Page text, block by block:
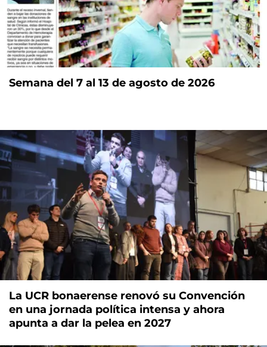
Semana del 7 al 13 de agosto de 2026
La UCR bonaerense renovó su Convención
en una jornada política intensa y ahora
apunta a dar la pelea en 2027